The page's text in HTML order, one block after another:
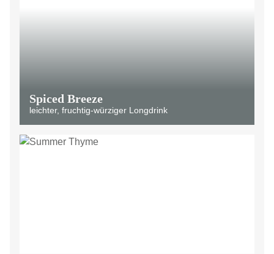
Spiced Breeze
leichter, fruchtig-würziger Longdrink